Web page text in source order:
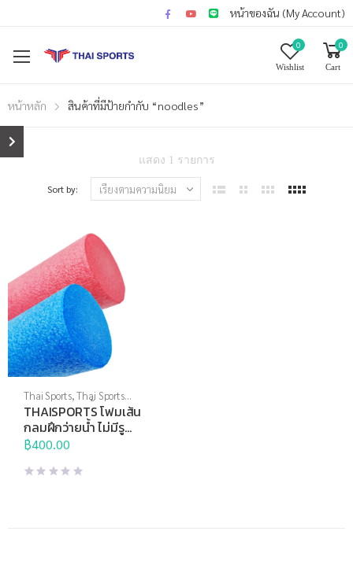
หน้าของฉัน (My Account)
0
Wishlist
0
Cart
หน้าหลัก สินค้าที่มีป้ายกำกับ “noodles”
แสดง 1 รายการ
Sort by:
Thai Sports,Thai Sports
Brand,กีฬาทางน้ำ ,อุปกรณ์ทาง
น้ำอื่นๆ
THAISPORTS โฟมเส้น
กลมฝึกว่ายน้ำ ไม่มีรู
180cm.
฿400.00